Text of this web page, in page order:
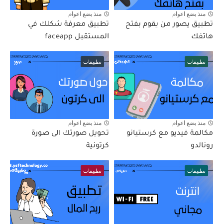
منذ بضع اعوام
تطبيق يصور من يقوم بفتح
هاتفك
منذ بضع اعوام
تطبيق معرفة شكلك في
المستقبل faceapp
تطبيقات
منذ بضع اعوام
مكالمة فيديو مع كرستيانو
رونالدو
تطبيقات
منذ بضع اعوام
تحويل صورتك الى صورة
كرتونية
تطبيقات تطبيقات